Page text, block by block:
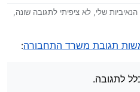
שלי, לא ציפיתי לתגובה שונה,
כמה הם חושבים שהאזרח הקטן
תגובת משרד התחבורה:
לתגובה.